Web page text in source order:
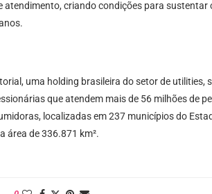
atendimento, criando condições para sustentar
uma holding brasileira do setor de utilities,
que atendem mais de 56 milhões de
localizadas em 237 municípios do
área de 336.871 km².